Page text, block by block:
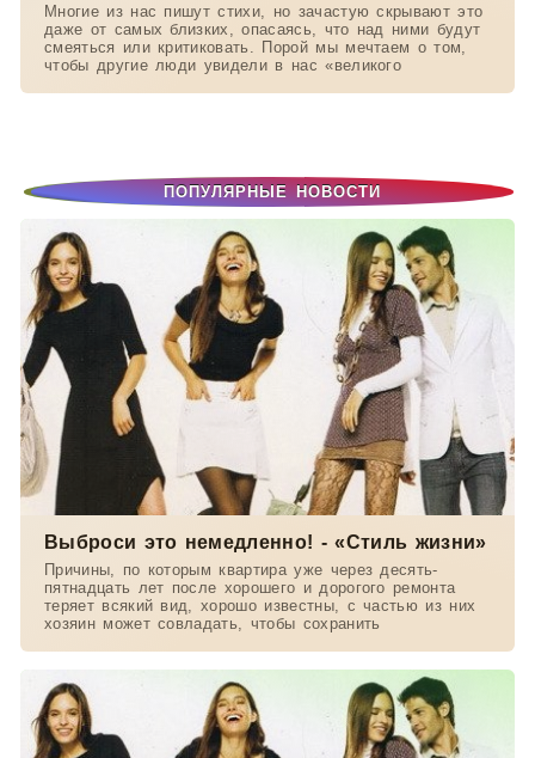
Многие из нас пишут стихи, но зачастую скрывают это
даже от самых близких, опасаясь, что над ними будут
смеяться или критиковать. Порой мы мечтаем о том,
чтобы другие люди увидели в нас «великого
ПОПУЛЯРНЫЕ НОВОСТИ
Выброси это немедленно! - «Стиль жизни»
Причины, по которым квартира уже через десять-
пятнадцать лет после хорошего и дорогого ремонта
теряет всякий вид, хорошо известны, с частью из них
хозяин может совладать, чтобы сохранить